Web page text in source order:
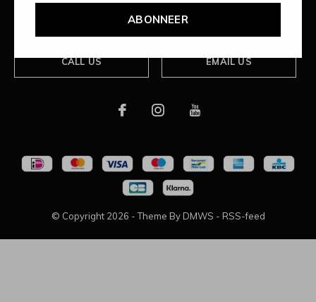
ABONNEER
CALL US EMAIL US
© Copyright 2026 - Theme By DMWS - RSS-feed